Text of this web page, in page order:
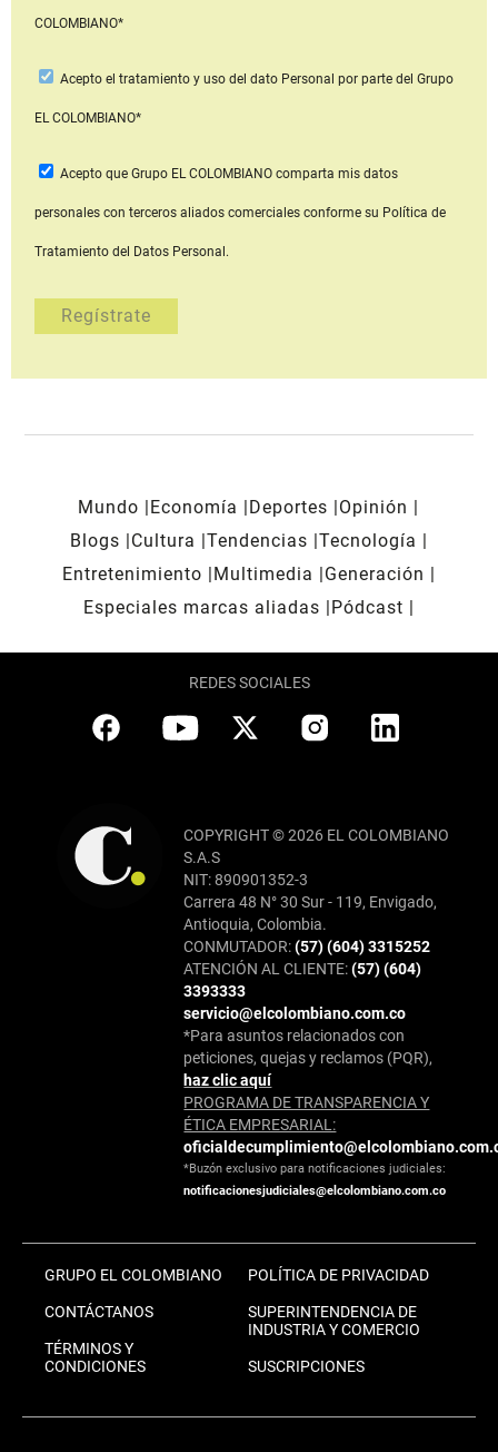
COLOMBIANO*
Acepto el tratamiento y uso del dato Personal por parte del Grupo
EL COLOMBIANO*
Acepto que Grupo EL COLOMBIANOcomparta mis datos
personales con terceros aliados comerciales conforme su Política de
Tratamiento del Datos Personal.
Mundo Economía Deportes
Opinión
Blogs
Cultura Tendencias Tecnología
Entretenimiento
Multimedia
Generación
Especiales marcas aliadas
Pódcast
REDES SOCIALES
COPYRIGHT © 2026 EL COLOMBIANO
S.A.S
NIT: 890901352-3
Carrera 48 N° 30 Sur - 119, Envigado,
Antioquia, Colombia.
CONMUTADOR:(57) (604) 3315252
ATENCIÓN AL CLIENTE:(57) (604)
3393333
servicio@elcolombiano.com.co
*Para asuntos relacionados con
peticiones, quejas y reclamos (PQR),
haz clic aquí
PROGRAMA DE TRANSPARENCIA Y
ÉTICA EMPRESARIAL:
*Buzón exclusivo para notificaciones judiciales:
notificacionesjudiciales@elcolombiano.com.co
GRUPO EL COLOMBIANO
CONTÁCTANOS
TÉRMINOS Y
CONDICIONES
POLÍTICA DE PRIVACIDAD
SUPERINTENDENCIA DE
INDUSTRIA Y COMERCIO
SUSCRIPCIONES